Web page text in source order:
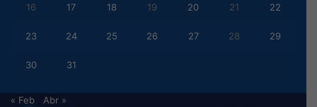
16 17 18 19 20 21 22
23 24 25 26 27 28 29
30 31
« Feb Abr »